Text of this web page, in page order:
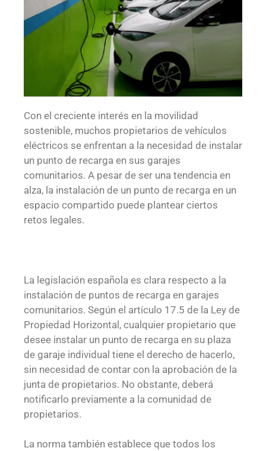
Con el creciente interés en la movilidad
sostenible, muchos propietarios de vehículos
eléctricos se enfrentan a la necesidad de instalar
un punto de recarga en sus garajes
comunitarios. A pesar de ser una tendencia en
alza, la instalación de un punto de recarga en un
espacio compartido puede plantear ciertos
retos legales.
La legislación española es clara respecto a la
instalación de puntos de recarga en garajes
comunitarios. Según el artículo 17.5 de la Ley de
Propiedad Horizontal, cualquier propietario que
desee instalar un punto de recarga en su plaza
de garaje individual tiene el derecho de hacerlo,
sin necesidad de contar con la aprobación de la
junta de propietarios. No obstante, deberá
notificarlo previamente a la comunidad de
propietarios.
La norma también establece que todos los